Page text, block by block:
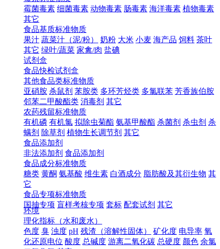
霉菌毒素 细菌毒素 动物毒素 肠毒素 海洋毒素 植物毒素
其它
食品基质标准物质
果汁 蔬菜汁（泥/粉） 奶粉 大米 小麦 海产品 饲料 茶叶
其它 绿叶/蔬菜 家禽/肉 盐碘
试剂盒
食品快检试剂盒
其他食品类标准物质
亚硝胺 杀鼠剂 苯胺类 多环芳烃类 多氯联苯 芳香族伯胺
邻苯二甲酸酯类 消毒剂 其它
农药残留标准物质
有机磷 有机氯 拟除虫菊酯 氨基甲酸酯 杀菌剂 杀虫剂 杀
螨剂 除草剂 植物生长调节剂 其它
食品添加剂
非法添加剂 食品添加剂
食品成分标准物质
糖类 黄酮 氨基酸 维生素 白酒成分 脂肪酸及其衍生物 其
它
食品专项标准物质
国抽专项 盲样考核专项 套标 配套试剂 其它
环境
理化指标（水和废水）
色度 臭 浊度 pH 残渣（溶解性固体） 矿化度 电导率 氧
化还原电位 酸度 总碱度 游离二氧化碳 总硬度 颜色 余氯